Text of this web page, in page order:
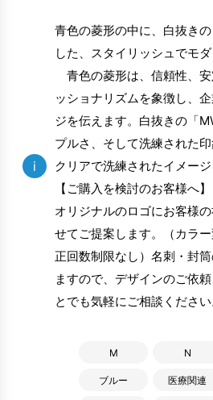
i
青色の菱形の中に、白抜き
した、スタイリッシュでモダ
青色の菱形は、信頼性、
ッショナリズムを象徴し、
ジを伝えます。白抜きの「
プルさ、そして洗練された
クリアで洗練されたイメージ
【ご購入を検討のお客様へ】
オリジナルのロゴにお客様
せてご提案します。（カラ
正回数制限なし）名刺・封
ますので、デザインのご依
とでも気軽にご相談ください
M N
ブルー 医療関連